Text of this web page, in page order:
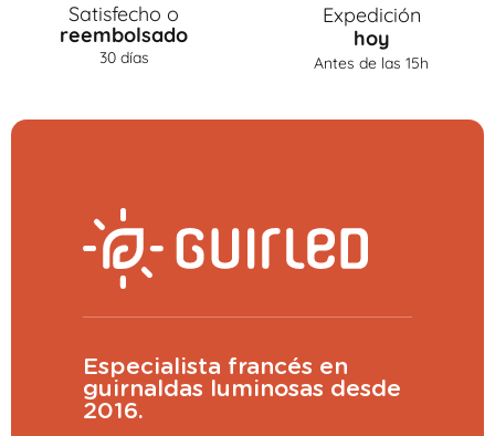
Satisfecho o
reembolsado
30 días
Expedición
hoy
Antes de las 15h
Especialista francés en
guirnaldas luminosas desde
2016.